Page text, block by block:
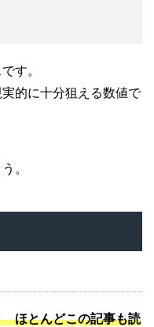
す。
的に十分狙える数値で
。
ほとんどこの記事も読